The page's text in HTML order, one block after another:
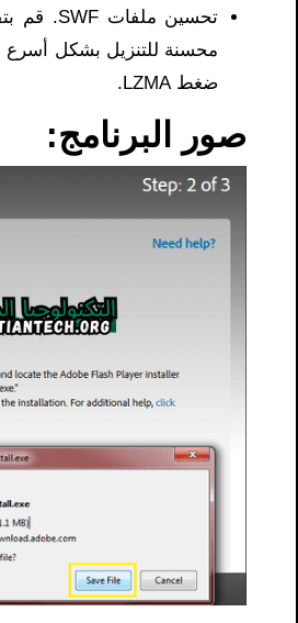
محسنة للتنزيل بشكل أسرع
ضغط LZMA.
صور البرنامج: